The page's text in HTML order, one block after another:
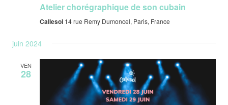
Atelier chorégraphique de son cubain
Callesol 14 rue Remy Dumoncel, Paris, France
juin 2024
VEN
28